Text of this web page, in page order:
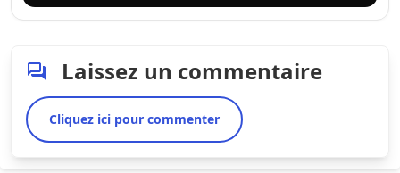
Laissez un commentaire
Cliquez ici pour commenter